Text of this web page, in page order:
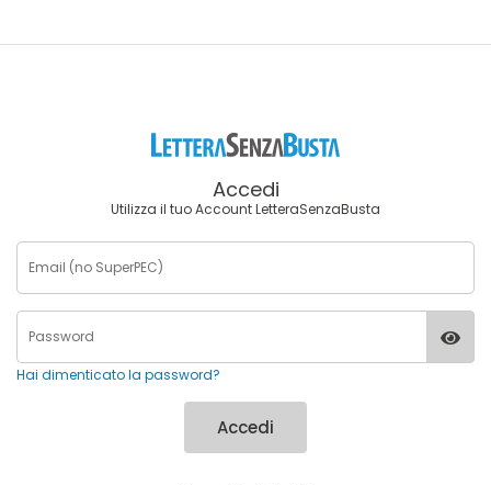
Accedi
Utilizza il tuo Account LetteraSenzaBusta
Hai dimenticato la password?
Accedi